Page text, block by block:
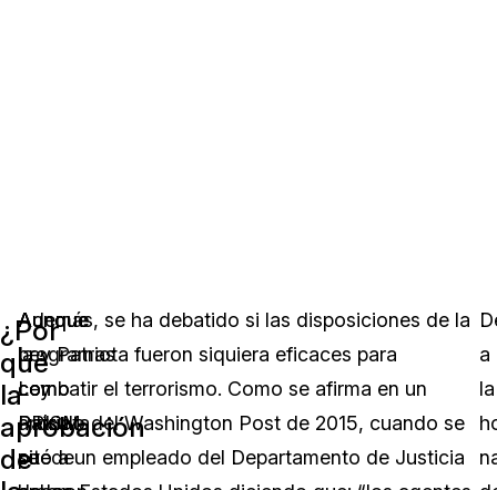
¿Por
qué
la
aprobación
de
Aunque
la
Ley
Patriota
puede
Aunque
programas
como
PRISM
se
Además, se ha debatido si las disposiciones de la
Ley Patriota fueron siquiera eficaces para
combatir el terrorismo. Como se afirma en un
artículo del Washington Post de 2015, cuando se
citó a un empleado del Departamento de Justicia
a
la